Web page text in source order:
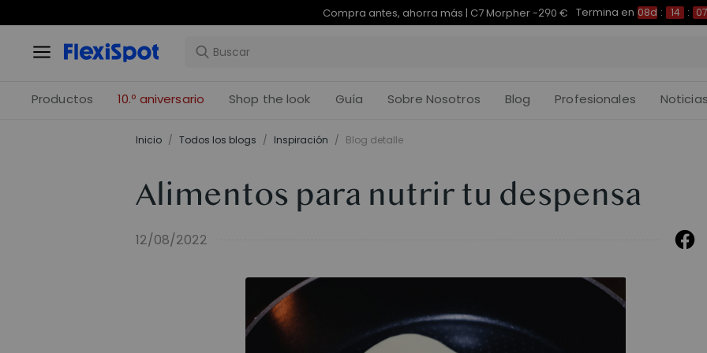
Compra antes, ahorra más | C7 Morpher -290 € Termina en 08d : 14 : 07
Productos 10.º aniversario Shop the look Guía Sobre Nosotros Blog Profesionales Noticias
Inicio / Todos los blogs / Inspiración / Blog detalle
Alimentos para nutrir tu despensa
12/08/2022